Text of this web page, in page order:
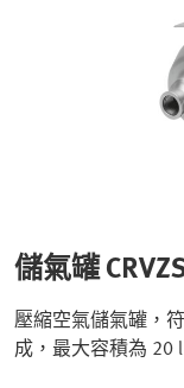
儲氣罐
壓縮空氣儲氣罐，
成，最大容積為 20 l